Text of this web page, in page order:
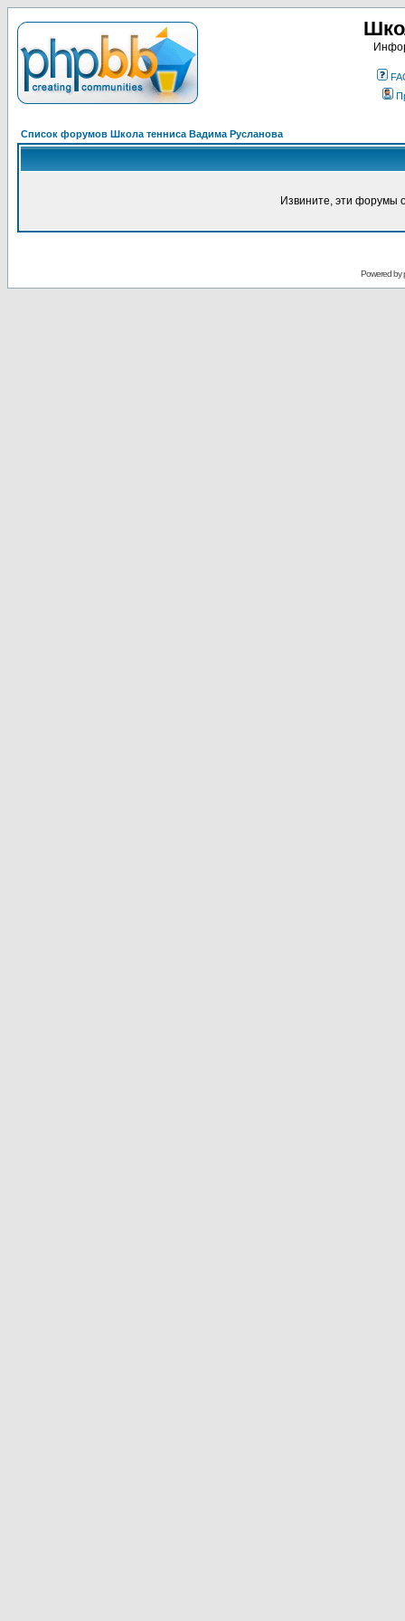
Список форумов Школа тенниса Вадима Русланова
Извините, эти форумы
Powered by